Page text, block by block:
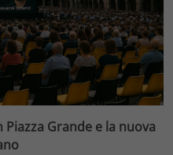
Grande e la nuova